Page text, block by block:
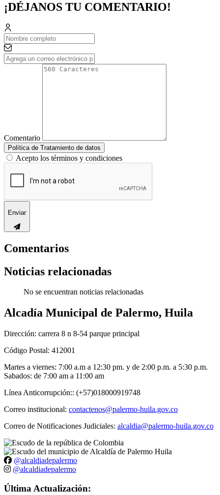
¡DÉJANOS TU COMENTARIO!
Comentario
Política de Tratamiento de datos
Acepto los términos y condiciones
Enviar
Comentarios
Noticias relacionadas
No se encuentran noticias relacionadas
Alcadía Municipal de Palermo, Huila
Dirección: carrera 8 n 8-54 parque principal
Código Postal: 412001
Martes a viernes: 7:00 a.m a 12:30 pm. y de 2:00 p.m. a 5:30 p.m.
Sabados: de 7:00 am a 11:00 am
Línea Anticorrupción:: (+57)018000919748
Correo institucional: contactenos@palermo-huila.gov.co
Correo de Notificaciones Judiciales: alcaldia@palermo-huila.gov.co
@alcaldiadepalermo
@alcaldiadepalermo
Última Actualización: